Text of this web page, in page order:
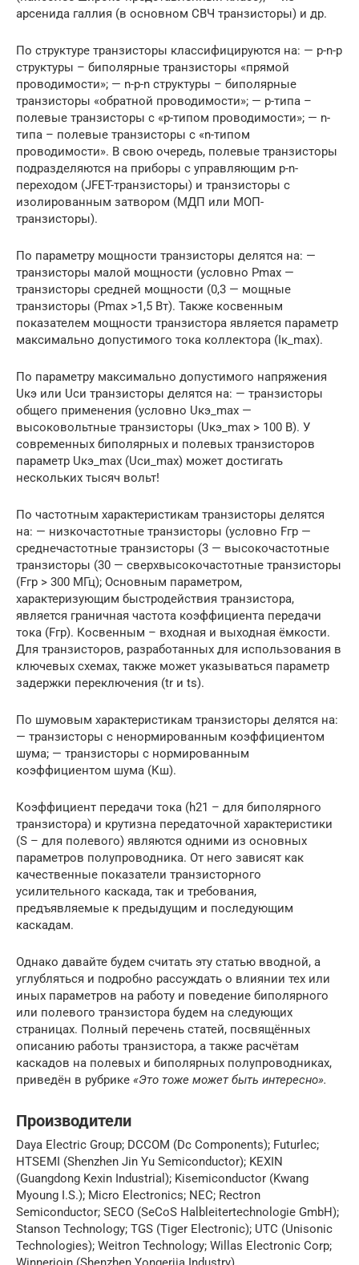
арсенида галлия (в основном СВЧ транзисторы) и др.
По структуре транзисторы классифицируются на: — p-n-p
структуры – биполярные транзисторы «прямой
проводимости»; — n-p-n структуры – биполярные
транзисторы «обратной проводимости»; — p-типа –
полевые транзисторы с «p-типом проводимости»; — n-
типа – полевые транзисторы с «n-типом
проводимости». В свою очередь, полевые транзисторы
подразделяются на приборы с управляющим p-n-
переходом (JFET-транзисторы) и транзисторы с
изолированным затвором (МДП или МОП-
транзисторы).
По параметру мощности транзисторы делятся на: —
транзисторы малой мощности (условно Рmах —
транзисторы средней мощности (0,3 — мощные
транзисторы (Рmах >1,5 Вт). Также косвенным
показателем мощности транзистора является параметр
максимально допустимого тока коллектора (Iк_max).
По параметру максимально допустимого напряжения
Uкэ или Uси транзисторы делятся на: — транзисторы
общего применения (условно Uкэ_mах —
высоковольтные транзисторы (Uкэ_mах > 100 В). У
современных биполярных и полевых транзисторов
параметр Uкэ_mах (Uси_mах) может достигать
нескольких тысяч вольт!
По частотным характеристикам транзисторы делятся
на: — низкочастотные транзисторы (условно Fгр —
среднечастотные транзисторы (3 — высокочастотные
транзисторы (30 — сверхвысокочастотные транзисторы
(Fгр > 300 МГц); Основным параметром,
характеризующим быстродействия транзистора,
является граничная частота коэффициента передачи
тока (Fгр). Косвенным – входная и выходная ёмкости.
Для транзисторов, разработанных для использования в
ключевых схемах, также может указываться параметр
задержки переключения (tr и ts).
По шумовым характеристикам транзисторы делятся на:
— транзисторы с ненормированным коэффициентом
шума; — транзисторы с нормированным
коэффициентом шума (Кш).
Коэффициент передачи тока (h21 – для биполярного
транзистора) и крутизна передаточной характеристики
(S – для полевого) являются одними из основных
параметров полупроводника. От него зависят как
качественные показатели транзисторного
усилительного каскада, так и требования,
предъявляемые к предыдущим и последующим
каскадам.
Однако давайте будем считать эту статью вводной, а
углубляться и подробно рассуждать о влиянии тех или
иных параметров на работу и поведение биполярного
или полевого транзистора будем на следующих
страницах. Полный перечень статей, посвящённых
описанию работы транзистора, а также расчётам
каскадов на полевых и биполярных полупроводниках,
приведён в рубрике «Это тоже может быть интересно».
Производители
Daya Electric Group; DCCOM (Dc Components); Futurlec;
HTSEMI (Shenzhen Jin Yu Semiconductor); KEXIN
(Guangdong Kexin Industrial); Kisemiconductor (Kwang
Myoung I.S.); Micro Electronics; NEC; Rectron
Semiconductor; SECO (SeCoS Halbleitertechnologie GmbH);
Stanson Technology; TGS (Tiger Electronic); UTC (Unisonic
Technologies); Weitron Technology; Willas Electronic Corp;